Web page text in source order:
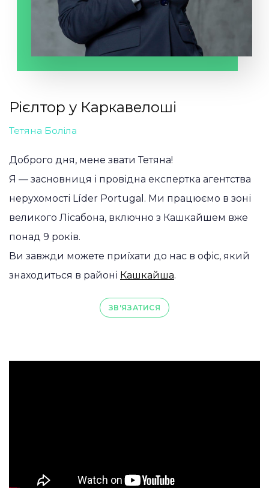
Рієлтор у Каркавелоші
Тетяна Боліла
Доброго дня, мене звати Тетяна!
Я — засновниця і провідна експертка агентства
нерухомості Líder Portugal. Ми працюємо в зоні
великого Лісабона, включно з Кашкайшем вже
понад 9 років.
Ви завжди можете приїхати до нас в офіс, який
знаходиться в районі Кашкайша.
ЗВ'ЯЗАТИСЯ